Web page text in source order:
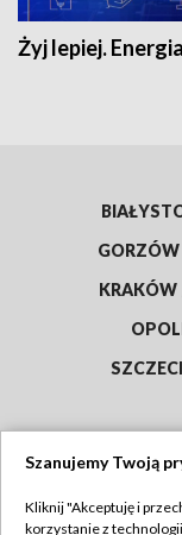
Żyj lepiej.
KRAKÓW
Szanujemy Twoją
Kliknij "Akceptuję i
korzystanie z